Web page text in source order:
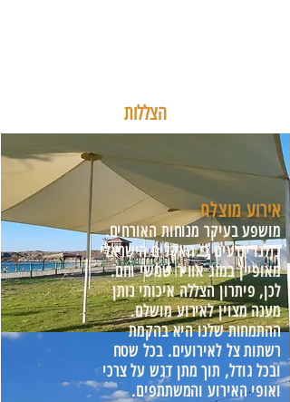
הצללות
אירוע מוצלח
מושפע בעיקר מנוחות האורחים.
כולנו יודעים כי האקלים הישראלי
מאופיין במזג אוויר שמשי וחם.
לכן, פיתרון הצללה איכותי נותן
מענה מצוין לאירוע מושלם.
ההתמחות שלנו היא בהקמת
רשתות צל לאירועים. בכל שטח
ובכל גודל, תוך מתן דגש על צרכי
ואופי האירוע והמשתתפים.